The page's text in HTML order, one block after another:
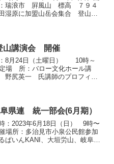
瑞浪市 屛風山 標高 ７９４
湿原に加盟山岳会集合 登山道
ブ...
山講演会 開催
8月24日（土曜日） 10時～
場 所：バロー文化ホール講
尻英一 氏講師のプロフィー
象...
阜県連 統一部会(6月期）
：2023年6月18日（日） 9時〜
場所：多治見市小泉公民館参加
ぱいんKANI、大垣労山、岐阜ケ